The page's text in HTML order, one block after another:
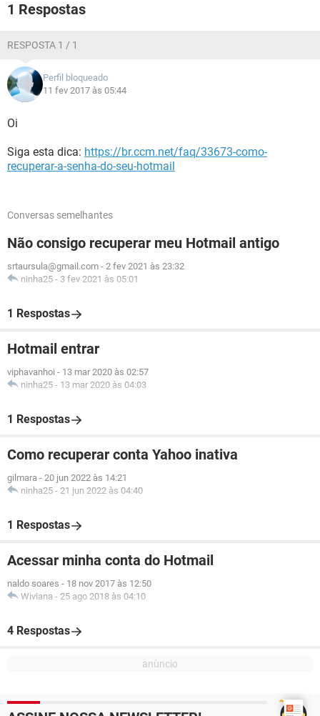
1 Respostas
RESPOSTA 1 / 1
Perfil bloqueado
11 fev 2017 às 05:44
Oi
Siga esta dica: https://br.ccm.net/faq/33673-como-
recuperar-a-senha-do-seu-hotmail
Conversas semelhantes
Não consigo recuperar meu Hotmail antigo
srtaursula@gmail.com - 2 fev 2021 às 23:32
ninha25 - 3 fev 2021 às 05:01
1 Respostas
Hotmail entrar
viphavanhoi - 13 mar 2020 às 02:57
ninha25 - 13 mar 2020 às 04:03
1 Respostas
Como recuperar conta Yahoo inativa
gilmara - 20 jun 2022 às 14:21
ninha25 - 21 jun 2022 às 04:40
1 Respostas
Acessar minha conta do Hotmail
naldo soares - 18 nov 2017 às 12:50
Wiviana - 25 ago 2018 às 04:10
4 Respostas